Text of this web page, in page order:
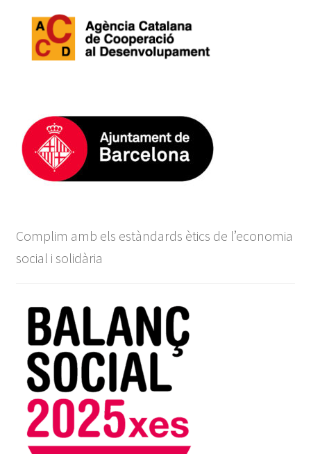
Complim amb els estàndards ètics de l’economia
social i solidària